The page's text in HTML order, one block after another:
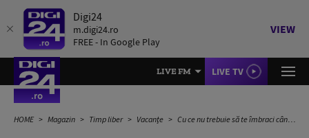
Digi24
m.digi24.ro
FREE - In Google Play
VIEW
LIVE FM LIVE TV
HOME Magazin Timp liber Vacanțe Cu ce nu trebuie să te îmbraci când mergi cu avionul. Sfaturile surprinzătoare ale unui însoțitor de zbor au devenit virale